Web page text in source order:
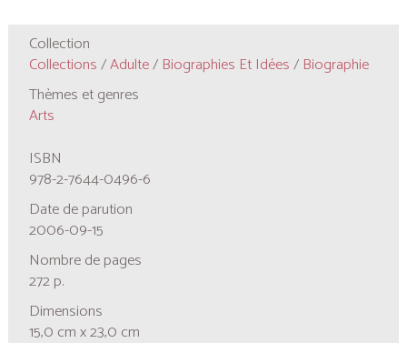
Collection
Collections/Adulte/ Biographies Et Idées/ Biographie
Thèmes et genres
Arts
ISBN
978-2-7644-0496-6
Date de parution
2006-09-15
Nombre de pages
272 p.
Dimensions
15,0 cm x 23,0 cm